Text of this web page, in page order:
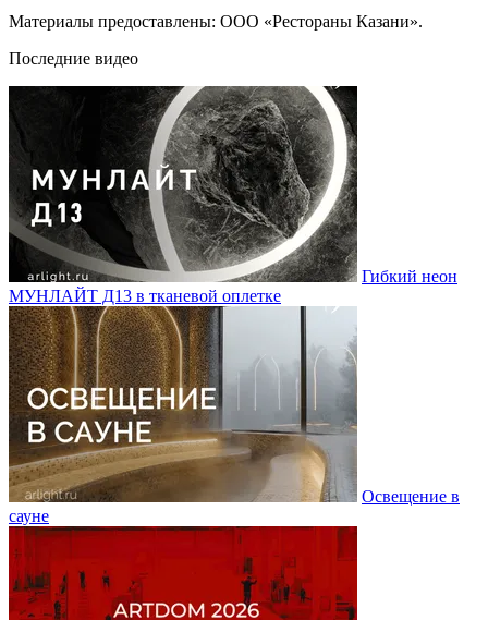
Материалы предоставлены: ООО «Рестораны Казани».
Последние видео
Гибкий неон
МУНЛАЙТ Д13 в тканевой оплетке
Освещение в
сауне